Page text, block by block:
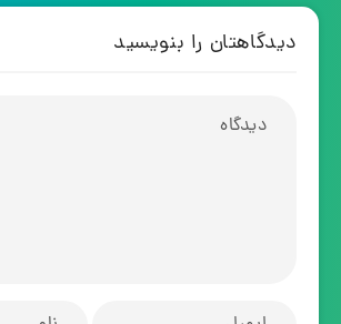
دیدگاهتان را بنویسید